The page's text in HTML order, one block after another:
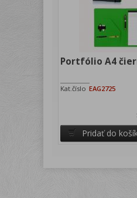
Portfólio A4
Kat.číslo EAG2725
Pridať do